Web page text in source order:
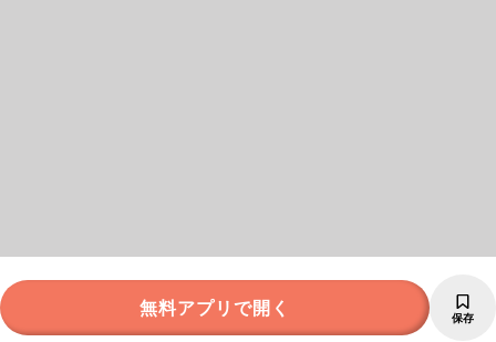
無料アプリで開く 保存